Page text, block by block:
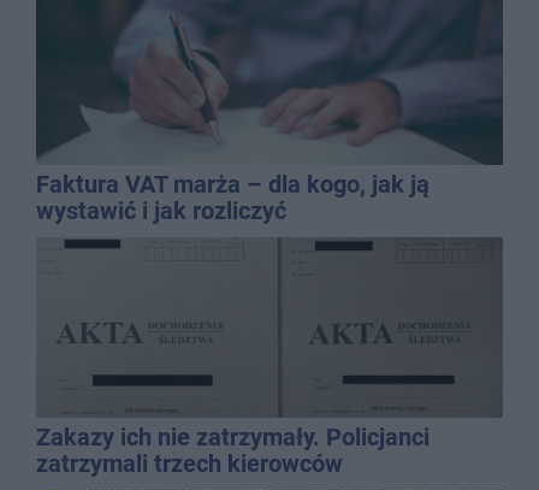
Faktura VAT marża – dla kogo, jak ją
wystawić i jak rozliczyć
Zakazy ich nie zatrzymały. Policjanci
zatrzymali trzech kierowców